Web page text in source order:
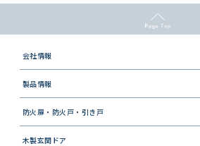
会社情報
製品情報
防火扉・防火戸・引き戸
木製玄関ドア